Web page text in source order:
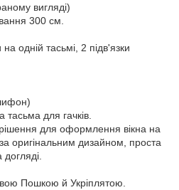
вигляді)
300 см.
одній тасьмі, 2 підв'язки
для гачків.
для оформлення вікна на
оригінальним дизайном, проста
Пошкою й Укріплятою.